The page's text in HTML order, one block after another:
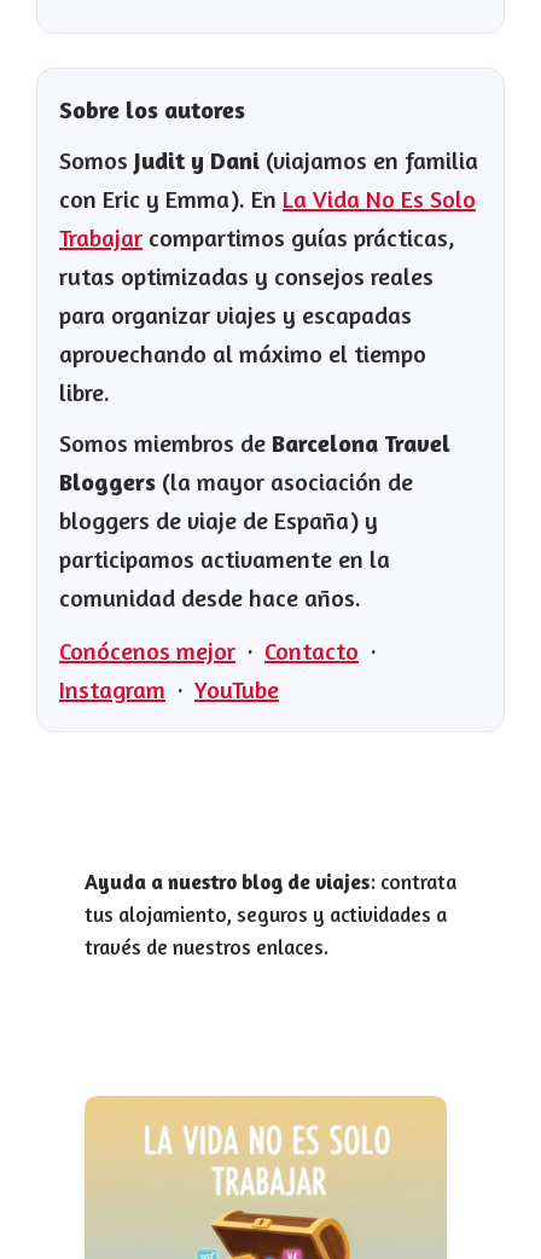
Sobre los autores
Somos Judit y Dani (viajamos en familia
con Eric y Emma). En La Vida No Es Solo
Trabajar compartimos guías prácticas,
rutas optimizadas y consejos reales
para organizar viajes y escapadas
aprovechando al máximo el tiempo
libre.
Somos miembros de Barcelona Travel
Bloggers (la mayor asociación de
bloggers de viaje de España) y
participamos activamente en la
comunidad desde hace años.
Conócenos mejor · Contacto ·
Instagram · YouTube
Ayuda a nuestro blog de viajes: contrata
tus alojamiento, seguros y actividades a
través de nuestros enlaces.